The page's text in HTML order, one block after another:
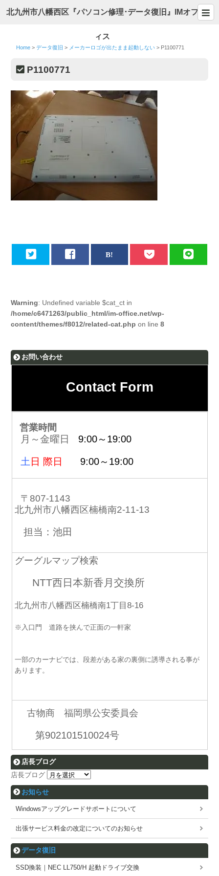
北九州市八幡西区『パソコン修理･データ復旧』IMオフ
ィス
Home >データ復旧 > メーカーロゴが出たまま起動しない > P1100771
P1100771
Warning: Undefined variable $cat_ct in
/home/c6471263/public_html/im-office.net/wp-
content/themes/f8012/related-cat.php on line8
お問い合わせ
Contact Form
営業時間
月～金曜日 9:00～19:00
土 日 際日 9:00～19:00
〒807-1143
北九州市八幡西区楠橋南2-11-13
担当：池田
グーグルマップ検索
NTT西日本新香月交換所
北九州市八幡西区楠橋南1丁目8-16
※入口門 道路を挟んで正面の一軒家
一部のカーナビでは、段差がある家の裏側に誘導される事が
あります。
古物商 福岡県公安委員会
第902101510024号
店長ブログ
店長ブログ
お知らせ
Windowsアップグレードサポートについて
出張サービス料金の改定についてのお知らせ
データ復旧
SSD換装｜NEC LL750/H 起動ドライブ交換